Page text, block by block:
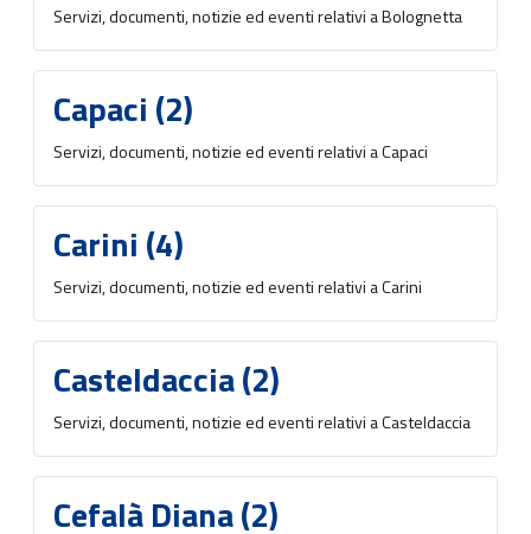
Servizi, documenti, notizie ed eventi relativi a Bolognetta
Capaci (2)
Servizi, documenti, notizie ed eventi relativi a Capaci
Carini (4)
Servizi, documenti, notizie ed eventi relativi a Carini
Casteldaccia (2)
Servizi, documenti, notizie ed eventi relativi a Casteldaccia
Cefalà Diana (2)